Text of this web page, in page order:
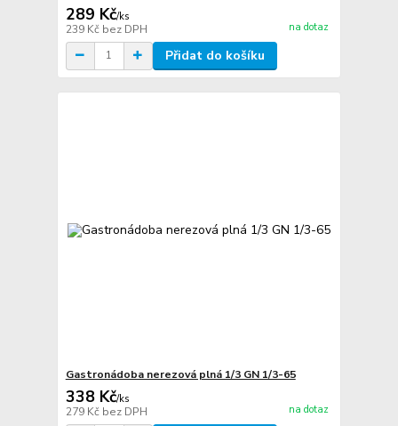
289 Kč/ks
239 Kč bez DPH na dotaz
Přidat do košíku
Gastronádoba nerezová plná 1/3 GN 1/3-65
338 Kč/ks
279 Kč bez DPH na dotaz